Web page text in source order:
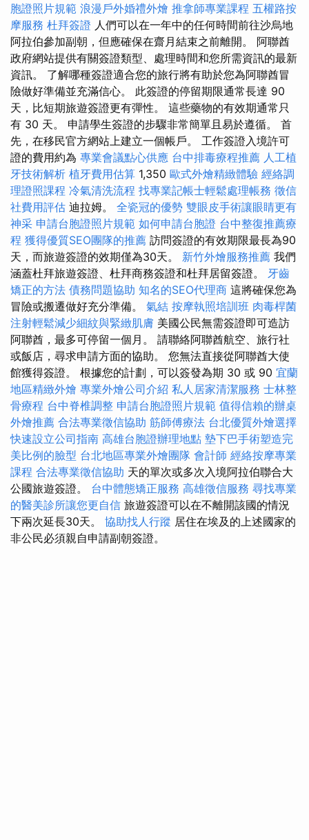
胞證照片規範 浪漫戶外婚禮外燴 推拿師專業課程 五權路按
摩服務 杜拜簽證 人們可以在一年中的任何時間前往沙烏地
阿拉伯參加副朝，但應確保在齋月結束之前離開。 阿聯酋
政府網站提供有關簽證類型、處理時間和您所需資訊的最新
資訊。 了解哪種簽證適合您的旅行將有助於您為阿聯酋冒
險做好準備並充滿信心。 此簽證的停留期限通常長達 90
天，比短期旅遊簽證更有彈性。 這些藥物的有效期通常只
有 30 天。 申請學生簽證的步驟非常簡單且易於遵循。 首
先，在移民官方網站上建立一個帳戶。 工作簽證入境許可
證的費用約為 專業會議點心供應 台中排毒療程推薦 人工植
牙技術解析 植牙費用估算 1,350 歐式外燴精緻體驗 經絡調
理證照課程 冷氣清洗流程 找專業記帳士輕鬆處理帳務 徵信
社費用評估 迪拉姆。 全瓷冠的優勢 雙眼皮手術讓眼睛更有
神采 申請台胞證照片規範 如何申請台胞證 台中整復推薦療
程 獲得優質SEO團隊的推薦 訪問簽證的有效期限最長為90
天，而旅遊簽證的效期僅為30天。 新竹外燴服務推薦 我們
涵蓋杜拜旅遊簽證、杜拜商務簽證和杜拜居留簽證。 牙齒
矯正的方法 債務問題協助 知名的SEO代理商 這將確保您為
冒險或搬遷做好充分準備。 氣結 按摩執照培訓班 肉毒桿菌
注射輕鬆減少細紋與緊緻肌膚 美國公民無需簽證即可造訪
阿聯酋，最多可停留一個月。 請聯絡阿聯酋航空、旅行社
或飯店，尋求申請方面的協助。 您無法直接從阿聯酋大使
館獲得簽證。 根據您的計劃，可以簽發為期 30 或 90 宜蘭
地區精緻外燴 專業外燴公司介紹 私人居家清潔服務 士林整
骨療程 台中脊椎調整 申請台胞證照片規範 值得信賴的辦桌
外燴推薦 合法專業徵信協助 筋師傅療法 台北優質外燴選擇
快速設立公司指南 高雄台胞證辦理地點 墊下巴手術塑造完
美比例的臉型 台北地區專業外燴團隊 會計師 經絡按摩專業
課程 合法專業徵信協助 天的單次或多次入境阿拉伯聯合大
公國旅遊簽證。 台中體態矯正服務 高雄徵信服務 尋找專業
的醫美診所讓您更自信 旅遊簽證可以在不離開該國的情況
下兩次延長30天。 協助找人行蹤 居住在埃及的上述國家的
非公民必須親自申請副朝簽證。